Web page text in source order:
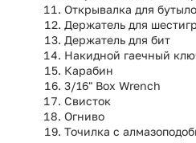
Открывалка для
Держатель для
Держатель для бит
Накидной гаечный
Карабин
3/16" Box Wrench
Свисток
Огниво
Точилка с